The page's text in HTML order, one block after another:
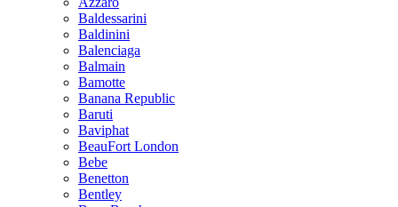
Baldessarini
Baldinini
Balenciaga
Balmain
Bamotte
Banana Republic
Baruti
Baviphat
BeauFort London
Bebe
Benetton
Bentley